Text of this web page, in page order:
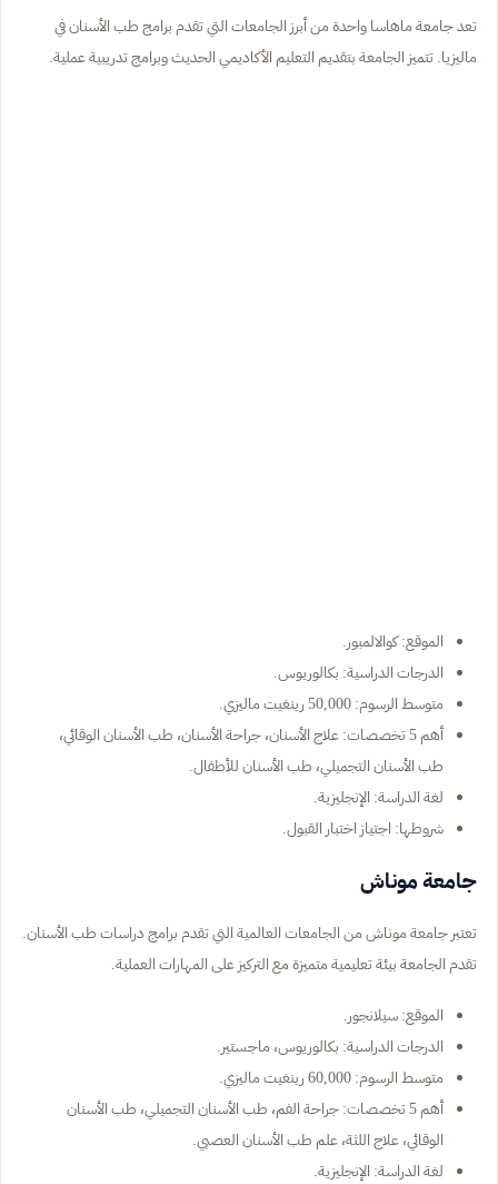
تعد جامعة ماهاسا واحدة من أبرز الجامعات التي تقدم برامج طب الأسنان في
ماليزيا. تتميز الجامعة بتقديم التعليم الأكاديمي الحديث وبرامج تدريبية عملية.
الموقع: كوالالمبور.
الدرجات الدراسية: بكالوريوس.
متوسط الرسوم: 50,000 رينغيت ماليزي.
أهم 5 تخصصات: علاج الأسنان، جراحة الأسنان، طب الأسنان الوقائي،
طب الأسنان التجميلي، طب الأسنان للأطفال.
لغة الدراسة: الإنجليزية.
شروطها: اجتياز اختبار القبول.
جامعة موناش
تعتبر جامعة موناش من الجامعات العالمية التي تقدم برامج دراسات طب الأسنان.
تقدم الجامعة بيئة تعليمية متميزة مع التركيز على المهارات العملية.
الموقع: سيلانجور.
الدرجات الدراسية: بكالوريوس، ماجستير.
متوسط الرسوم: 60,000 رينغيت ماليزي.
أهم 5 تخصصات: جراحة الفم، طب الأسنان التجميلي، طب الأسنان
الوقائي، علاج اللثة، علم طب الأسنان العصبي.
لغة الدراسة: الإنجليزية.